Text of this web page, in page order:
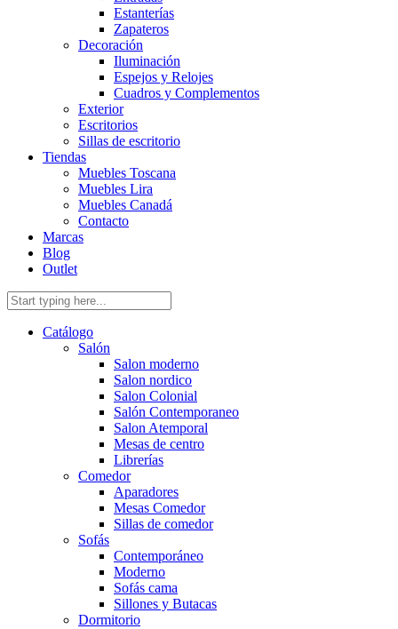
Estanterías
Zapateros
Decoración
Iluminación
Espejos y Relojes
Cuadros y Complementos
Exterior
Escritorios
Sillas de escritorio
Tiendas
Muebles Toscana
Muebles Lira
Muebles Canadá
Contacto
Marcas
Blog
Outlet
Catálogo
Salón
Salon moderno
Salon nordico
Salon Colonial
Salón Contemporaneo
Salon Atemporal
Mesas de centro
Librerías
Comedor
Aparadores
Mesas Comedor
Sillas de comedor
Sofás
Contemporáneo
Moderno
Sofás cama
Sillones y Butacas
Dormitorio